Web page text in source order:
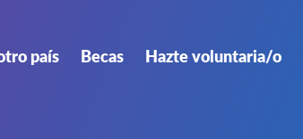
país Becas Hazte voluntaria/o